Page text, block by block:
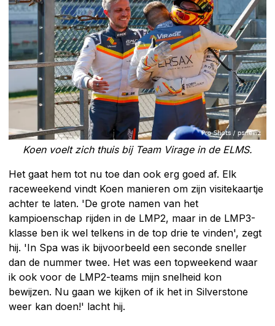
Koen voelt zich thuis bij Team Virage in de ELMS.
Het gaat hem tot nu toe dan ook erg goed af. Elk
raceweekend vindt Koen manieren om zijn visitekaartje
achter te laten. 'De grote namen van het
kampioenschap rijden in de LMP2, maar in de LMP3-
klasse ben ik wel telkens in de top drie te vinden', zegt
hij. 'In Spa was ik bijvoorbeeld een seconde sneller
dan de nummer twee. Het was een topweekend waar
ik ook voor de LMP2-teams mijn snelheid kon
bewijzen. Nu gaan we kijken of ik het in Silverstone
weer kan doen!' lacht hij.